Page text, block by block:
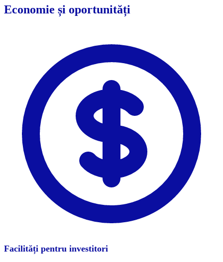
Economie și oportunități
Facilități pentru investitori